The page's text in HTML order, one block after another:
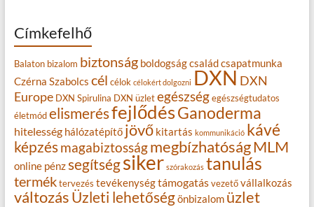
Címkefelhő
Balaton bizalom biztonság boldogságcsaládcsapatmunka
Czérna Szabolcs cél célok célokért dolgozni DXNDXN
Europe DXN Spirulina DXN üzlet egészség egészségtudatos
életmód elismerésfejlődésGanoderma
hitelesség hálózatépítő jövő kitartás kommunikáció kávé
képzésmagabiztosságmegbízhatóságMLM
online pénz segítségsiker szórakozás tanulás
termék tervezés tevékenységtámogatás vezető vállalkozás
változás Üzleti lehetőségönbizalom üzlet